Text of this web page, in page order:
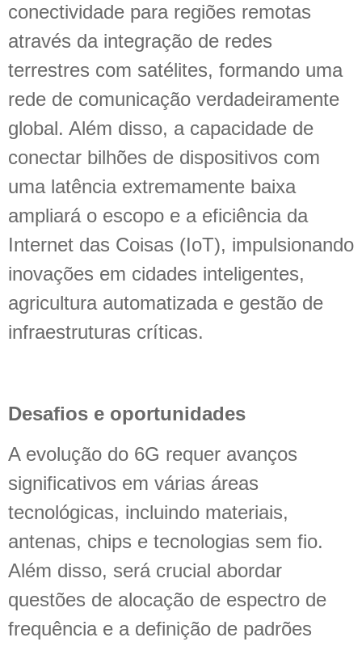
conectividade para regiões remotas
através da integração de redes
terrestres com satélites, formando uma
rede de comunicação verdadeiramente
global. Além disso, a capacidade de
conectar bilhões de dispositivos com
uma latência extremamente baixa
ampliará o escopo e a eficiência da
Internet das Coisas (IoT), impulsionando
inovações em cidades inteligentes,
agricultura automatizada e gestão de
infraestruturas críticas.
Desafios e oportunidades
A evolução do 6G requer avanços
significativos em várias áreas
tecnológicas, incluindo materiais,
antenas, chips e tecnologias sem fio.
Além disso, será crucial abordar
questões de alocação de espectro de
frequência e a definição de padrões